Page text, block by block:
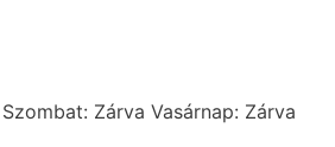
Szombat: Zárva Vasárnap: Zárva